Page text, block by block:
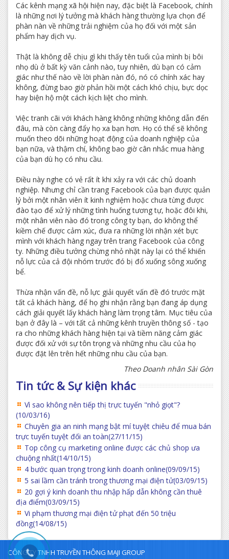
Các kênh mạng xã hội hiện nay, đặc biệt là Facebook, chính
là những nơi lý tưởng mà khách hàng thường lựa chọn để
phàn nàn về những trải nghiệm của họ đối với một sản
phẩm hay dịch vụ.
Thật là không dễ chịu gì khi thấy tên tuổi của mình bị bôi
nhọ dù ở bất kỳ văn cảnh nào, tuy nhiên, dù bạn có cảm
giác như thế nào về lời phàn nàn đó, nó có chính xác hay
không, đừng bao giờ phản hồi một cách khó chịu, bực dọc
hay biện hộ một cách kịch liệt cho mình.
Việc tranh cãi với khách hàng không những không dẫn đến
đâu, mà còn càng đẩy họ xa bạn hơn. Họ có thể sẽ không
muốn theo dõi những hoạt động của doanh nghiệp của
bạn nữa, và thậm chí, không bao giờ cân nhắc mua hàng
của bạn dù họ có nhu cầu.
Điều này nghe có vẻ rất ít khi xảy ra với các chủ doanh
nghiệp. Nhưng chỉ cần trang Facebook của bạn được quản
lý bởi một nhân viên ít kinh nghiệm hoặc chưa từng được
đào tạo để xử lý những tình huống tương tự, hoặc đôi khi,
một nhân viên nào đó trong công ty bạn, do không thể
kiềm chế được cảm xúc, đưa ra những lời nhận xét bực
mình với khách hàng ngay trên trang Facebook của công
ty. Những điều tưởng chừng nhỏ nhặt này lại có thể khiến
nỗ lực của cả đội nhóm trước đó bị đổ xuống sông xuống
bể.
Thừa nhận vấn đề, nỗ lực giải quyết vấn đề đó trước mặt
tất cả khách hàng, để họ ghi nhận rằng bạn đang áp dụng
cách giải quyết lấy khách hàng làm trọng tâm. Mục tiêu của
bạn ở đây là – với tất cả những kênh truyền thông số - tạo
ra cho những khách hàng hiện tại và tiềm năng cảm giác
được đối xử với sự tôn trọng và những nhu cầu của họ
được đặt lên trên hết những nhu cầu của bạn.
Theo Doanh nhân Sài Gòn
Tin tức & Sự kiện khác
Vì sao không nên tiếp thị trực tuyến "nhỏ giọt"?
(10/03/16)
Chuyên gia an ninh mạng bật mí tuyệt chiêu để mua bán
trực tuyến tuyệt đối an toàn(27/11/15)
Top công cụ marketing online được các chủ shop ưa
chuộng nhất(14/10/15)
4 bước quan trọng trong kinh doanh online(09/09/15)
5 sai lầm cần tránh trong thương mại điện tử(03/09/15)
20 gợi ý kinh doanh thu nhập hấp dẫn không cần thuê
địa điểm(03/09/15)
Vi phạm thương mại điện tử phạt đến 50 triệu
đồng(14/08/15)
CÔNG TY TNHH TRUYỀN THÔNG MAJI GROUP